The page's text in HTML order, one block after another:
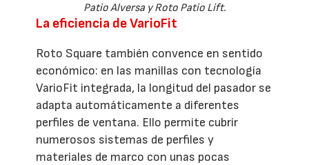
Patio Alversa y Roto Patio Lift.
La eficiencia de VarioFit
Roto Square también convence en sentido
económico: en las manillas con tecnología
VarioFit integrada, la longitud del pasador se
adapta automáticamente a diferentes
perfiles de ventana. Ello permite cubrir
numerosos sistemas de perfiles y
materiales de marco con unas pocas